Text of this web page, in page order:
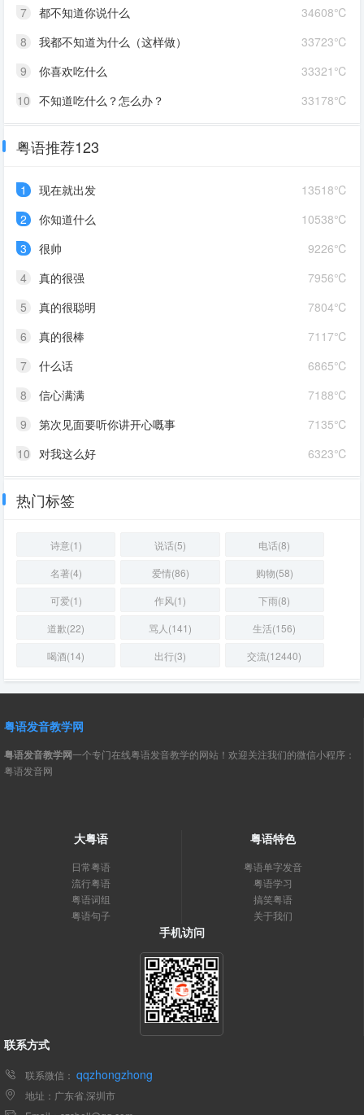
34608℃
7
都不知道你说什么
33723℃
8
我都不知道为什么（这样做）
33321℃
9
你喜欢吃什么
33178℃
10 不知道吃什么？怎么办？
粤语推荐123
13518℃
1
现在就出发
10538℃
2
你知道什么
9226℃
3
很帅
7956℃
4
真的很强
7804℃
5
真的很聪明
7117℃
6
真的很棒
6865℃
7
什么话
7188℃
8
信心满满
7135℃
9
第次见面要听你讲开心嘅事
6323℃
10 对我这么好
热门标签
诗意(1) 说话(5)
电话(8)
名著(4)
爱情(86)
购物(58)
可爱(1)
作风(1)
下雨(8)
道歉(22)
骂人(141)
生活(156)
喝酒(14)
出行(3) 交流(12440)
粤语发音教学网
粤语发音教学网一个专门在线粤语发音教学的网站！欢迎关注我们的微信小程序：
粤语发音网
大粤语
日常粤语
流行粤语
粤语词组
粤语句子
粤语特色
粤语单字发音
粤语学习
搞笑粤语
关于我们
手机访问
联系方式
联系微信： qqzhongzhong
地址：广东省.深圳市